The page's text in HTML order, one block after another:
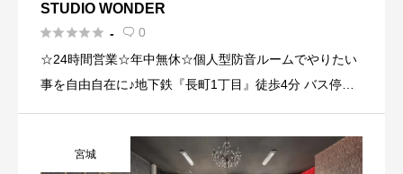
STUDIO WONDER
 -  0
☆24時間営業☆年中無休☆個人型防音ルームでやりたい
事を自由自在に♪地下鉄『長町1丁目』徒歩4分 バス停
宮城